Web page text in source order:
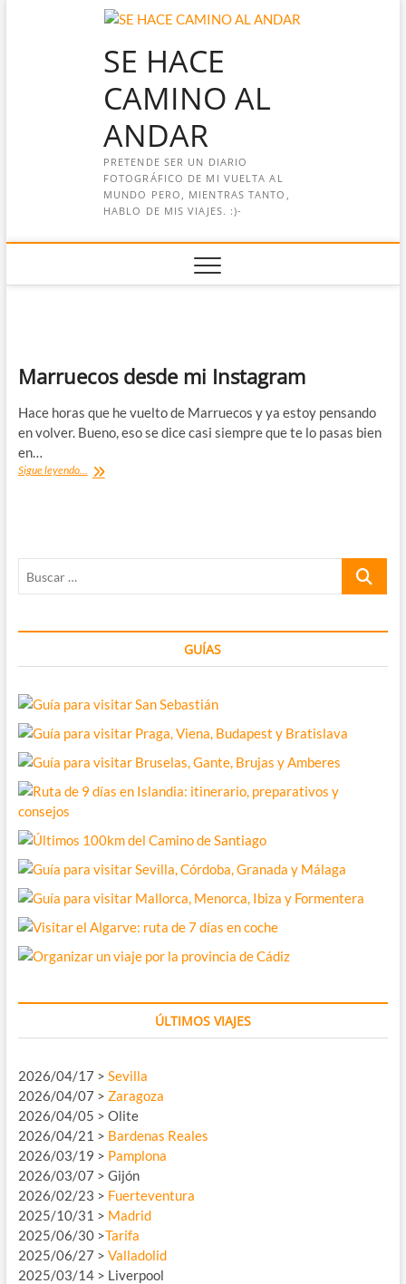
SE HACE
CAMINO AL
ANDAR
PRETENDE SER UN DIARIO
FOTOGRÁFICO DE MI VUELTA AL
MUNDO PERO, MIENTRAS TANTO,
HABLO DE MIS VIAJES. :)-
Marruecos desde mi Instagram
Hace horas que he vuelto de Marruecos y ya estoy pensando
en volver. Bueno, eso se dice casi siempre que te lo pasas bien
en…
Sigue leyendo... Marruecos
Buscar
GUÍAS
ÚLTIMOS VIAJES
2026/04/17 > Sevilla
2026/04/07 > Zaragoza
2026/04/05 > Olite
2026/04/21 > Bardenas Reales
2026/03/19 > Pamplona
2026/03/07 > Gijón
2026/02/23 > Fuerteventura
2025/10/31 > Madrid
2025/06/30 >Tarifa
2025/06/27 > Valladolid
2025/03/14 > Liverpool